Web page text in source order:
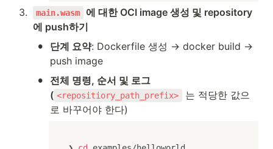
3. main.wasm
에 대한 OCI image 생성 및 repository
에 push하기
• 단계 요약: Dockerfile 생성 → docker build →
push image
•
전체 명령, 순서 및 로그
( <repositiory_path_prefix>
는 적당한 값으
로 바꾸어야 한다)